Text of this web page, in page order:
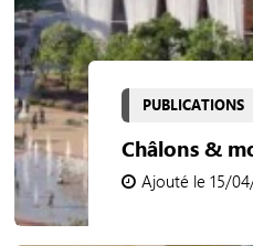
PUBLICATIONS
Châlons &
Ajouté le 15/